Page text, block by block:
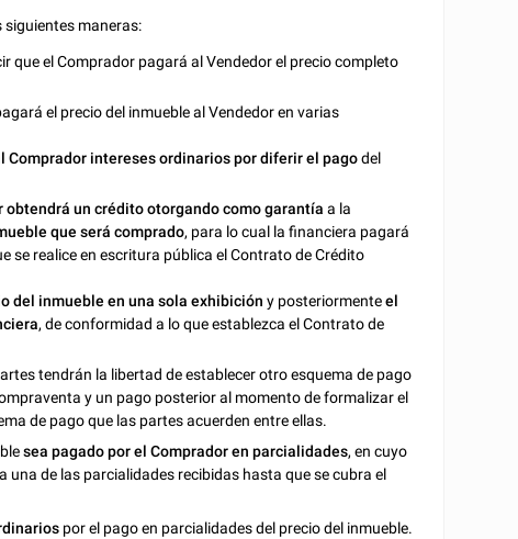
siguientes maneras:
que el Comprador pagará al Vendedor el precio completo
el precio del inmueble al Vendedor en varias
Comprador intereses ordinarios por diferir el pagodel
obtendrá un crédito otorgando como garantía a la
que será comprado, para lo cual la financiera pagará
se realice en escritura pública el Contrato de Crédito
del inmueble en una sola exhibición y posteriormenteel
, de conformidad a lo que establezca el Contrato de
tendrán la libertad de establecer otro esquema de pago
y un pago posterior al momento de formalizar el
de pago que las partes acuerden entre ellas.
sea pagado por el Comprador en parcialidades, en cuyo
una de las parcialidades recibidas hasta que se cubra el
por el pago en parcialidades del precio del inmueble.